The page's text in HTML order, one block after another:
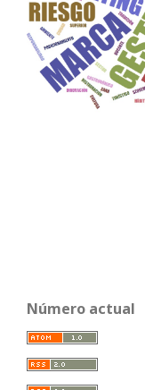
Número actual